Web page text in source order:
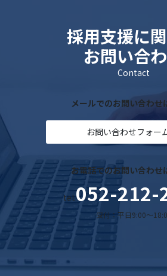
採用支援に
お問い合
Contact
メールでのお問い合わせ
お問い合わせフォー
お電話でのお問い合わせ
tel.052-212-
受付：平日9:00～